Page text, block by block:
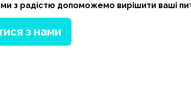
ми з радістю допоможемо вирішити ваші
з нами